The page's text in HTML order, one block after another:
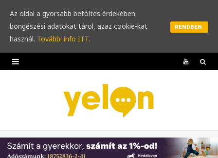
Y
u
b
Az oldal a gyorsabb betöltés érdekében
böngészési adatokat tárol, azaz cookie-kat
használ. További info ITT.
RENDBEN.